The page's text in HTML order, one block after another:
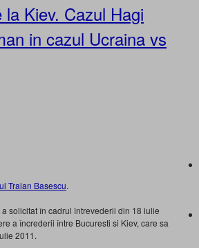
Kiev. Cazul Hagi
in cazul Ucraina vs
Traian Basescu.
a solicitat în cadrul întrevederii din 18 iulie
a încrederii între Bucuresti si Kiev, care sa
2011.